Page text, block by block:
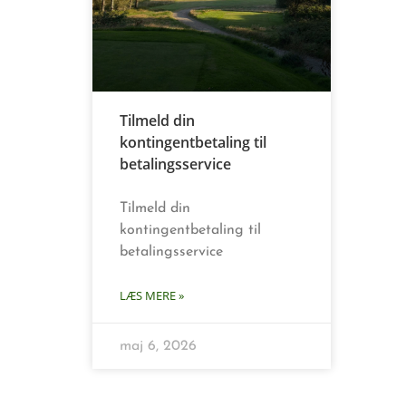
Tilmeld din
kontingentbetaling til
betalingsservice
Tilmeld din
kontingentbetaling til
betalingsservice
LÆS MERE »
maj 6, 2026